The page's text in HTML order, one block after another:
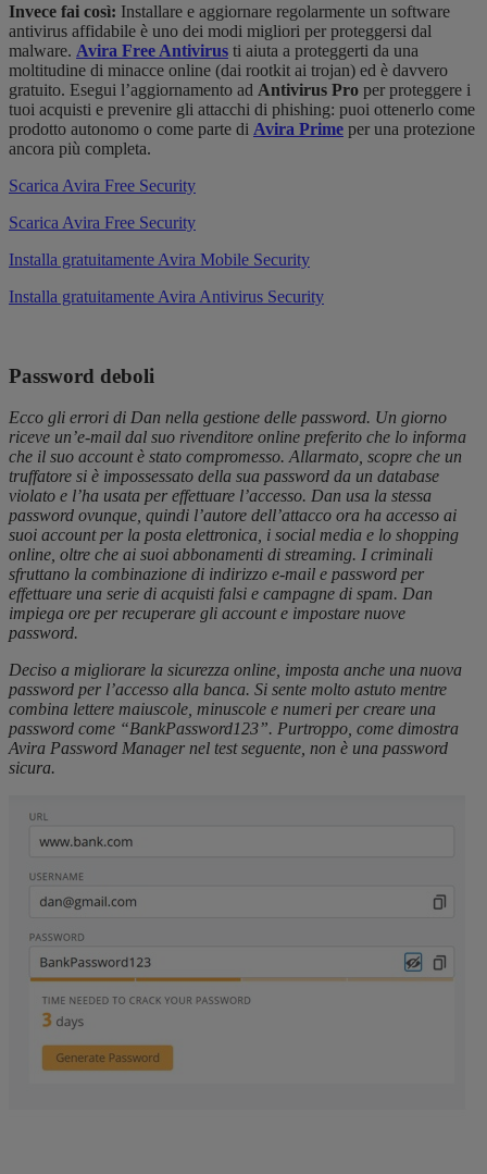
Invece fai così: Installare e aggiornare regolarmente un software
antivirus affidabile è uno dei modi migliori per proteggersi dal
malware. Avira Free Antivirus ti aiuta a proteggerti da una
moltitudine di minacce online (dai rootkit ai trojan) ed è davvero
gratuito. Esegui l’aggiornamento ad Antivirus Pro per proteggere i
tuoi acquisti e prevenire gli attacchi di phishing: puoi ottenerlo come
prodotto autonomo o come parte di Avira Prime per una protezione
ancora più completa.
Scarica Avira Free Security
Scarica Avira Free Security
Installa gratuitamente Avira Mobile Security
Installa gratuitamente Avira Antivirus Security
Password deboli
Ecco gli errori di Dan nella gestione delle password. Un giorno
riceve un’e-mail dal suo rivenditore online preferito che lo informa
che il suo account è stato compromesso. Allarmato, scopre che un
truffatore si è impossessato della sua password da un database
violato e l’ha usata per effettuare l’accesso. Dan usa la stessa
password ovunque, quindi l’autore dell’attacco ora ha accesso ai
suoi account per la posta elettronica, i social media e lo shopping
online, oltre che ai suoi abbonamenti di streaming. I criminali
sfruttano la combinazione di indirizzo e-mail e password per
effettuare una serie di acquisti falsi e campagne di spam. Dan
impiega ore per recuperare gli account e impostare nuove
password.
Deciso a migliorare la sicurezza online, imposta anche una nuova
password per l’accesso alla banca. Si sente molto astuto mentre
combina lettere maiuscole, minuscole e numeri per creare una
password come “BankPassword123”. Purtroppo, come dimostra
Avira Password Manager nel test seguente, non è una password
sicura.